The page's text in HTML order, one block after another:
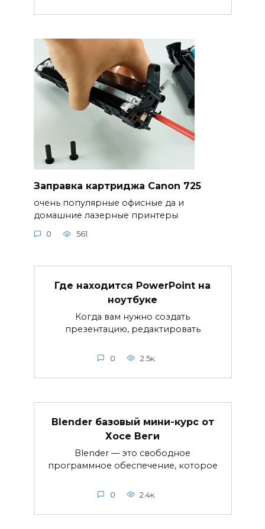
Заправка картриджа Canon 725
очень популярные офисные да и
домашние лазерные принтеры
0 561
Где находится PowerPoint на
ноутбуке
Когда вам нужно создать
презентацию, редактировать
0 2.5к.
Blender базовый мини-курс от
Хосе Веги
Blender — это свободное
программное обеспечение, которое
0 2.4к.